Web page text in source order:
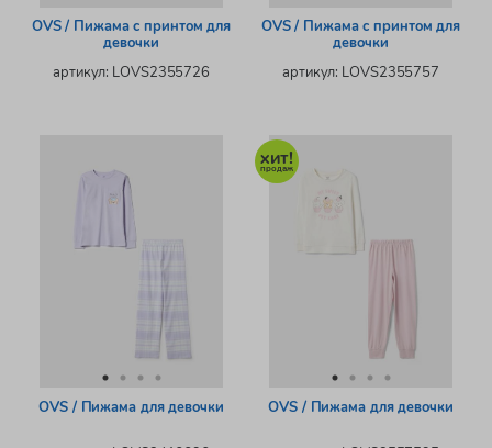
OVS / Пижама с принтом для
девочки
артикул: LOVS2355726
OVS / Пижама с принтом для
девочки
артикул: LOVS2355757
OVS / Пижама для девочки OVS / Пижама для девочки